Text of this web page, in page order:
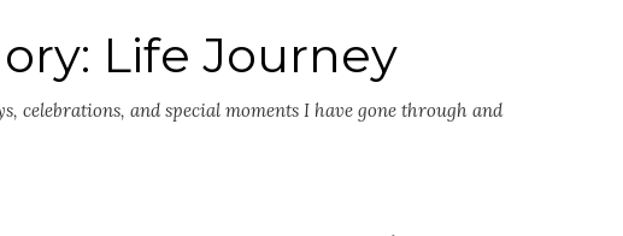
Life Journey
celebrations, and special moments I have gone through and